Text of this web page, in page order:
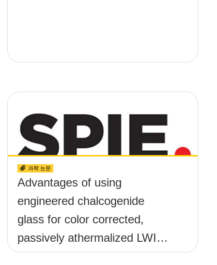
과학 논문
Advantages of using
engineered chalcogenide
glass for color corrected,
passively athermalized LWIR
imaging systems